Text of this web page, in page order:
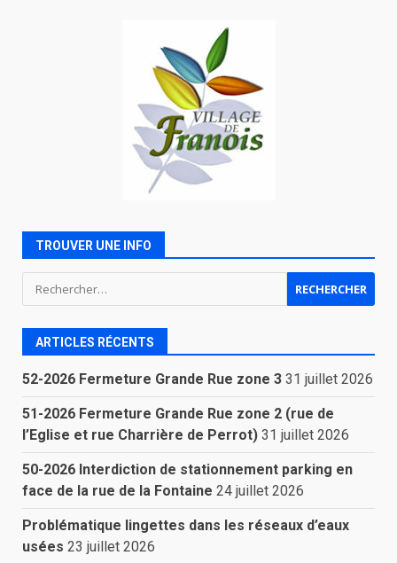
TROUVER UNE INFO
Rechercher :
ARTICLES RÉCENTS
52-2026 Fermeture Grande Rue zone 3 31 juillet 2026
51-2026 Fermeture Grande Rue zone 2 (rue de
l’Eglise et rue Charrière de Perrot) 31 juillet 2026
50-2026 Interdiction de stationnement parking en
face de la rue de la Fontaine 24 juillet 2026
Problématique lingettes dans les réseaux d’eaux
usées 23 juillet 2026